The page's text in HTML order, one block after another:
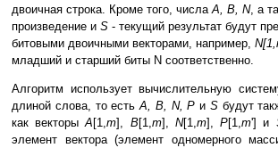
двоичная строка. Кроме того, числа A, B, N, а
произведение и S - текущий результат будут
битовыми двоичными векторами, например,
младший и старший биты N соответственно.
Алгоритм использует вычислительную
длиной слова, то есть A, B, N, P и Sбудут
как векторыA[1,m], B[1, m], N[1, m],P[1,m'] и
элемент вектора (элемент одномерного